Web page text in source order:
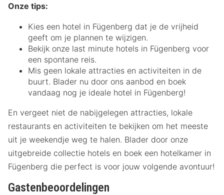
Onze tips:
Kies een hotel in Fügenberg dat je de vrijheid
geeft om je plannen te wijzigen.
Bekijk onze last minute hotels in Fügenberg voor
een spontane reis.
Mis geen lokale attracties en activiteiten in de
buurt. Blader nu door ons aanbod en boek
vandaag nog je ideale hotel in Fügenberg!
En vergeet niet de nabijgelegen attracties, lokale
restaurants en activiteiten te bekijken om het meeste
uit je weekendje weg te halen. Blader door onze
uitgebreide collectie hotels en boek een hotelkamer in
Fügenberg die perfect is voor jouw volgende avontuur!
Gastenbeoordelingen